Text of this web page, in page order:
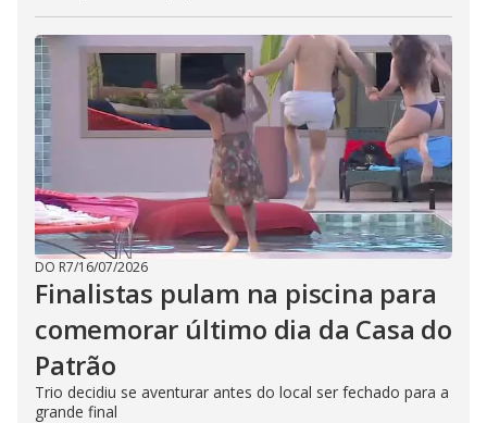
DO R7/16/07/2026
Finalistas pulam na piscina para
comemorar último dia da Casa do
Patrão
Trio decidiu se aventurar antes do local ser fechado para a
grande final